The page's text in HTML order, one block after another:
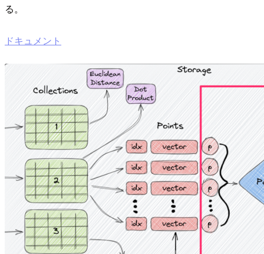
る。
ドキュメント